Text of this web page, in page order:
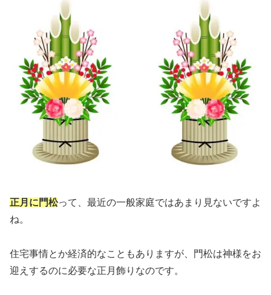
正月に門松って、最近の一般家庭ではあまり見ないですよ
ね。
住宅事情とか経済的なこともありますが、門松は神様をお
迎えするのに必要な正月飾りなのです。